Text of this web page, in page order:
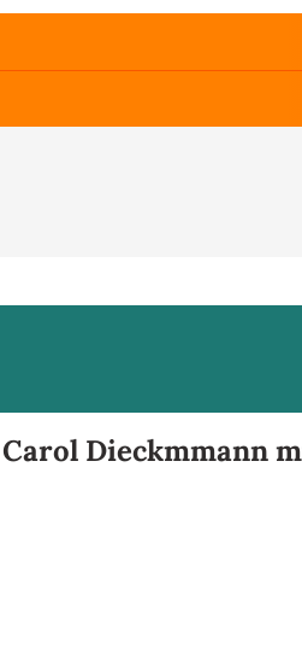
Dieckmmann